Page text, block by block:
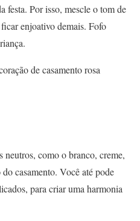
festa. Por isso, mescle o tom de
enjoativo demais. Fofo
de casamento rosa
neutros, como o branco, creme,
casamento. Você até pode
para criar uma harmonia